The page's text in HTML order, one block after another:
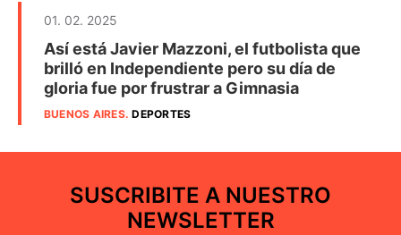
01. 02. 2025
Así está Javier Mazzoni, el futbolista que
brilló en Independiente pero su día de
gloria fue por frustrar a Gimnasia
BUENOS AIRES.DEPORTES
SUSCRIBITE A NUESTRO
NEWSLETTER